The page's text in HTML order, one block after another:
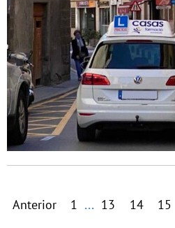
Anterior 1 ... 13 14 15